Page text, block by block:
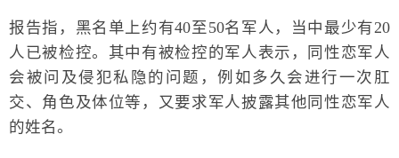
报告指，黑名单上约有40至50名军人，当中最少有20
人已被检控。其中有被检控的军人表示，同性恋军人
会被问及侵犯私隐的问题，例如多久会进行一次肛
交、角色及体位等，又要求军人披露其他同性恋军人
的姓名。